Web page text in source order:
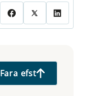
Fara efst